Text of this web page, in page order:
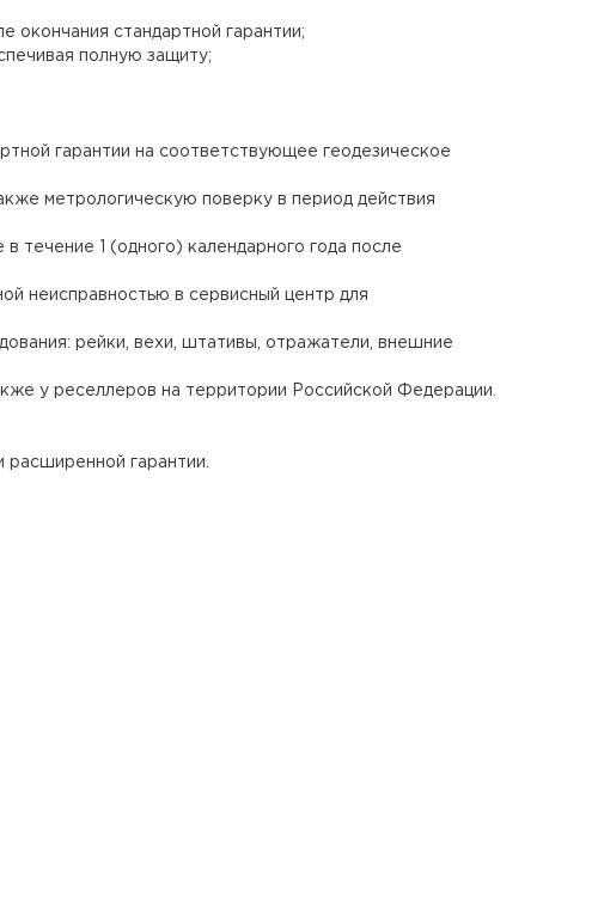
окончания стандартной гарантии;
полную защиту;
гарантии на соответствующее геодезическое
метрологическую поверку в период действия
1 (одного) календарного года после
неисправностью в сервисный центр для
рейки, вехи, штативы, отражатели, внешние
у реселлеров на территории Российской Федерации.
гарантии.